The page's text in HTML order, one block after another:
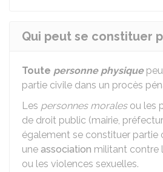
Qui peut se constituer
Toute personne physique
partie civile dans un procès
Les personnes moralesou les
de droit public (mairie,
également se constituer partie
une association militant contre
ou les violences sexuelles.